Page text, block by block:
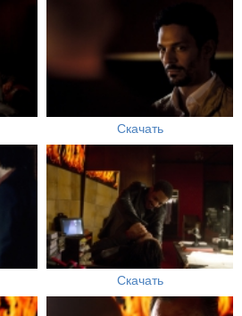
Скачать
Скачать